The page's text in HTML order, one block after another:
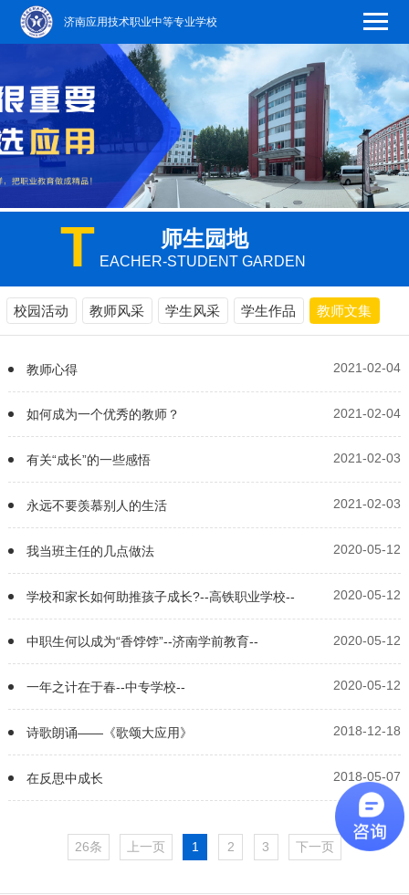
济南应用技术职业中等专业学校
师生园地
T EACHER-STUDENT GARDEN
校园活动 教师风采 学生风采 学生作品 教师文集
教师心得 2021-02-04
如何成为一个优秀的教师？ 2021-02-04
有关“成长”的一些感悟 2021-02-03
永远不要羡慕别人的生活 2021-02-03
我当班主任的几点做法 2020-05-12
学校和家长如何助推孩子成长?--高铁职业学校-- 2020-05-12
中职生何以成为“香饽饽”--济南学前教育-- 2020-05-12
一年之计在于春--中专学校-- 2020-05-12
诗歌朗诵——《歌颂大应用》 2018-12-18
在反思中成长 2018-05-07
26条 上一页 1 2 3 下一页